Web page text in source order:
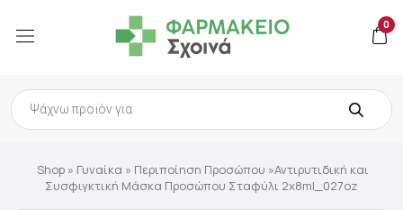
0
Products
search
Shop » Γυναίκα » Περιποίηση Προσώπου »Αντιρυτιδική και
Συσφιγκτική Μάσκα Προσώπου Σταφύλι 2x8ml_027oz